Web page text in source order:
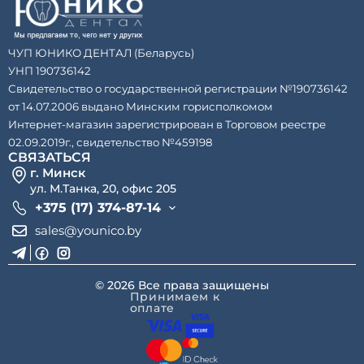
конденсации.
ЧУП ЮНИКО ДЕНТАЛ (Беларусь)
УНП 190736142
Свидетельство о государственной регистрации №190736142
от 14.07.2006 выдано Минским горисполкомом
Интернет-магазин зарегистрирован в Торговом реестре
02.09.2019г., свидетельство №459198
СВЯЗАТЬСЯ
г. Минск
ул. М.Танка, 20, офис 205
+375 (17) 374-87-14
sales@younico.by
© 2026 Все права защищены
Принимаем к
оплате